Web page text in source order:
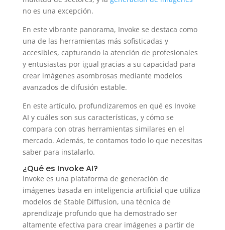
no es una excepción.
En este vibrante panorama, Invoke se destaca como
una de las herramientas más sofisticadas y
accesibles, capturando la atención de profesionales
y entusiastas por igual gracias a su capacidad para
crear imágenes asombrosas mediante modelos
avanzados de difusión estable.
En este artículo, profundizaremos en qué es Invoke
AI y cuáles son sus características, y cómo se
compara con otras herramientas similares en el
mercado. Además, te contamos todo lo que necesitas
saber para instalarlo.
¿Qué es Invoke AI?
Invoke es una plataforma de generación de
imágenes basada en inteligencia artificial que utiliza
modelos de Stable Diffusion, una técnica de
aprendizaje profundo que ha demostrado ser
altamente efectiva para crear imágenes a partir de